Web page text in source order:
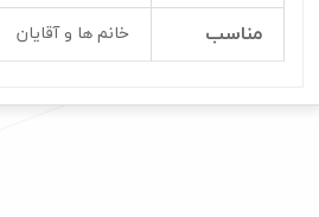
مناسب خانم ها و آقایان